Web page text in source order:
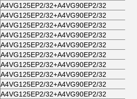
A4VG125EP2/32+A4VG90EP2/32
A4VG125EP2/32+A4VG90EP2/32
A4VG125EP2/32+A4VG90EP2/32
A4VG125EP2/32+A4VG90EP2/32
A4VG125EP2/32+A4VG90EP2/32
A4VG125EP2/32+A4VG90EP2/32
A4VG125EP2/32+A4VG90EP2/32
A4VG125EP2/32+A4VG90EP2/32
A4VG125EP2/32+A4VG90EP2/32
A4VG125EP2/32+A4VG90EP2/32